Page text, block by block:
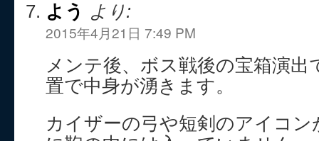
よう より:
2015年4月21日 7:49 PM
メンテ後、ボス戦後の宝箱演出
置で中身が湧きます。
カイザーの弓や短剣のアイコ